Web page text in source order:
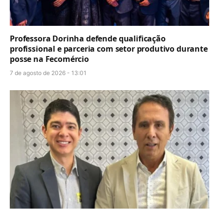
Professora Dorinha defende qualificação
profissional e parceria com setor produtivo durante
posse na Fecomércio
7 de agosto de 2026 - 13:01